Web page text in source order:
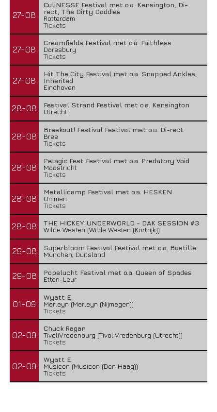
27-08
CuliNESSE Festival met o.a. Kensington, Di-
rect, The Dirty Daddies
Rotterdam
Tickets
27-08
Creamfields Festival met o.a. Faithless
Daresbury
Tickets
27-08
Hit The City Festival met o.a. Snapped Ankles,
Inherited
Eindhoven
28-08
Festival Strand Festival met o.a. Kensington
Utrecht
28-08
Breekout! Festival Festival met o.a. Di-rect
Bree
Tickets
28-08
Pelagic Fest Festival met o.a. Predatory Void
Maastricht
Tickets
28-08
Metallicamp Festival met o.a. HESKEN
Ommen
Tickets
28-08
THE HICKEY UNDERWORLD - DAK SESSION #3
Wilde Westen (Wilde Westen (Kortrijk))
29-08
Superbloom Festival Festival met o.a. Bastille
Munchen, Duitsland
29-08
Popelucht Festival met o.a. Queen of Spades
Etten-Leur
01-09
Wyatt E.
Merleyn (Merleyn (Nijmegen))
Tickets
02-09
Chuck Ragan
TivoliVredenburg (TivoliVredenburg (Utrecht))
Tickets
02-09
Wyatt E.
Musicon (Musicon (Den Haag))
Tickets